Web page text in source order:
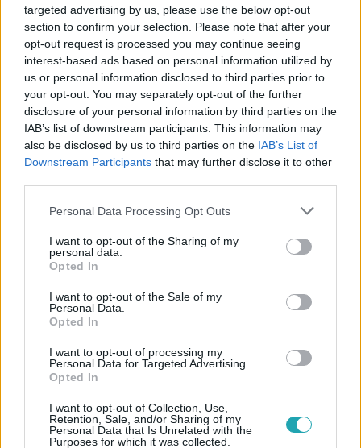
targeted advertising by us, please use the below opt-out
section to confirm your selection. Please note that after your
opt-out request is processed you may continue seeing
interest-based ads based on personal information utilized by
us or personal information disclosed to third parties prior to
your opt-out. You may separately opt-out of the further
disclosure of your personal information by third parties on the
IAB’s list of downstream participants. This information may
also be disclosed by us to third parties on the IAB’s List of
Downstream Participants that may further disclose it to other
Please note that this website/app uses one or more Google
not limited to your visit or usage behaviour. You may click to
grant or deny consent to Google and its third-party tags to
use your data for below specified purposes in below Google
consent section.
Personal Data Processing Opt Outs
I want to opt-out of the Sharing of my
personal data.
Opted In
I want to opt-out of the Sale of my
Personal Data.
Opted In
I want to opt-out of processing my
Personal Data for Targeted Advertising.
Opted In
I want to opt-out of Collection, Use,
Retention, Sale, and/or Sharing of my
Personal Data that Is Unrelated with the
Purposes for which it was collected.
Kövess minket, és értesülj a friss hírekről a
Facebookon is!
Követem
VIDEÓ SZEMÉT SZIGET
Népszerű